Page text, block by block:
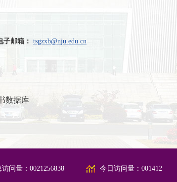
子邮箱： tsgzxb@nju.edu.cn
数据库
访问量： 0021256838 今日访问量： 001412